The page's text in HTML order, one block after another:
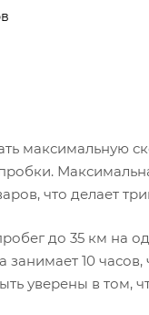
максимальную
что делает
до 35 км на
10
уверены в том,